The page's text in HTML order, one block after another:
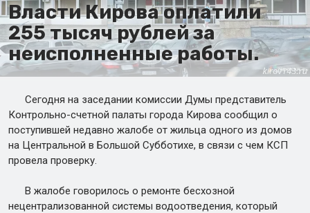
Власти Кирова оплатили
255 тысяч рублей за
неисполненные работы.
Сегодня на заседании комиссии Думы представитель
Контрольно-счетной палаты города Кирова сообщил о
поступившей недавно жалобе от жильца одного из домов
на Центральной в Большой Субботихе, в связи с чем КСП
провела проверку.
В жалобе говорилось о ремонте бесхозной
нецентрализованной системы водоотведения, который